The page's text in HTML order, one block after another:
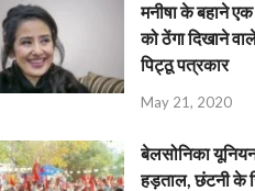
मनीषा के बहाने
को ठेंगा दिखाने
पिट्ठू पत्रकार
May 21, 2020
बेलसोनिका
हड़ताल, छंटनी के